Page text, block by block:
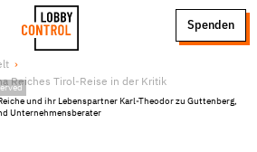
StartSeite
Spenden
Reiches Tirol-Reise in der Kritik
und ihr Lebenspartner Karl-Theodor zu Guttenberg,
Unternehmensberater